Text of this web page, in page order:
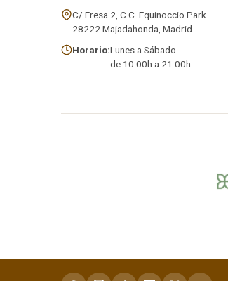
C/ Fresa 2, C.C. Equinoccio Park
28222 Majadahonda, Madrid
Horario:Lunes a Sábado
de 10:00h a 21:00h